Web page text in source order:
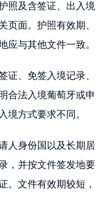
照及含签证、出入境
页面。护照有效期、
应与其他文件一致。
证、免签入境记录、
合法入境葡萄牙或申
境方式要求不同。
人身份国以及长期居
，并按文件签发地要
。文件有效期较短，